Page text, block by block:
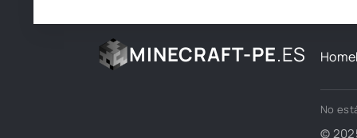
MINECRAFT-PE.ES Home
No
©